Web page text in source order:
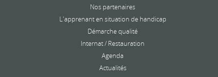
Nos partenaires
L'apprenant en situation de handicap
Démarche qualité
Internat / Restauration
Agenda
Actualités